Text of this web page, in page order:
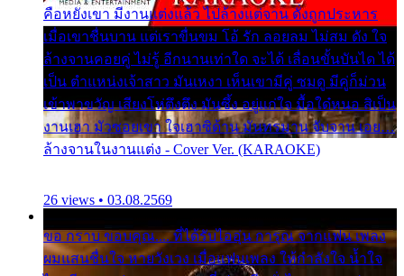
คือหยังเขา มีงานแต่งแล้ว ไปล้างแต่จาน ดั่งถูกประหาร
เมื่อเขาชื่นบาน แต่เราขื่นขม โอ้ รัก ลอยลม ไม่สม ดัง ใจ
ล้างจานคอยคู่ ไม่รู้ อีกนานเท่าใด จะได้ เลื่อนขั้นบันได ได้
เป็น ตำแหน่งเจ้าสาว มันเหงา เห็นเขามีคู่ ซมดู มีคู่ก็ม่วน
เข้าพาขวัญ เสียงโห่ตึงตึง มันซึ้ง อยู่แก่ใจ มื้อใด๋หนอ สิเป็น
งานเฮา มัวซอยเขา ใจเฮาซิด้าน มันทรมาน จับจาน เอย…
ล้างจานในงานแต่ง - Cover Ver. (KARAOKE)
26 views • 03.08.2569
ขอ กราบ ขอบคุณ.... ที่ได้รับไออุ่น การุณ จากแฟน เพลง
ผมแสนชื่นใจ หายวังเวง เมื่อแฟนเพลง ให้กำลังใจ น้ำใจ